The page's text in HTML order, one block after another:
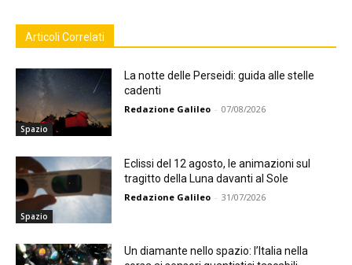
Articoli Correlati
Spazio
La notte delle Perseidi: guida alle stelle
cadenti
Redazione Galileo - 07/08/2026
Spazio
Eclissi del 12 agosto, le animazioni sul
tragitto della Luna davanti al Sole
Redazione Galileo - 31/07/2026
Un diamante nello spazio: l’Italia nella